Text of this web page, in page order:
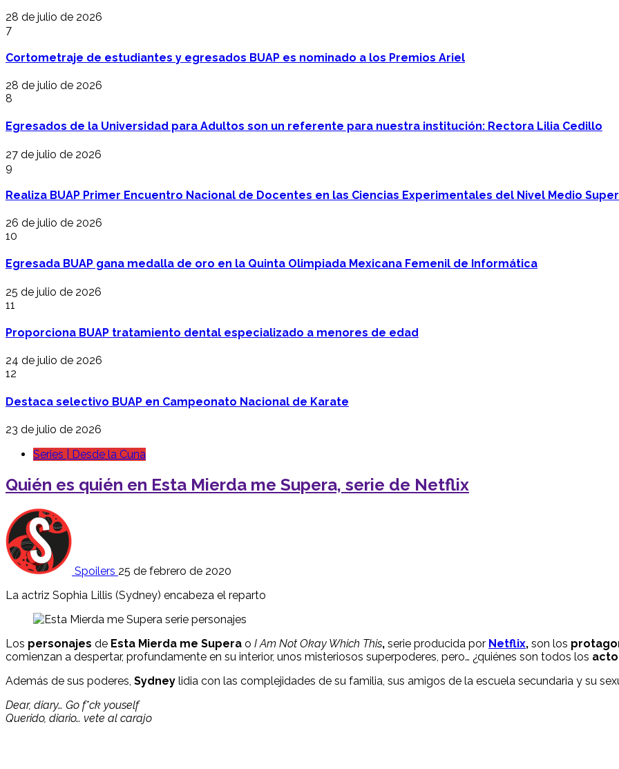
28 de julio de 2026
7
Cortometraje de estudiantes y egresados BUAP es nominado a los Premios Ariel
28 de julio de 2026
8
Egresados de la Universidad para Adultos son un referente para nuestra institución: Rectora Lilia Cedillo
27 de julio de 2026
9
Realiza BUAP Primer Encuentro Nacional de Docentes en las Ciencias Experimentales del Nivel Medio
26 de julio de 2026
10
Egresada BUAP gana medalla de oro en la Quinta Olimpiada Mexicana Femenil de Informática
25 de julio de 2026
11
Proporciona BUAP tratamiento dental especializado a menores de edad
24 de julio de 2026
12
Destaca selectivo BUAP en Campeonato Nacional de Karate
23 de julio de 2026
Series | Desde la Cuna
Quién es quién en Esta Mierda me Supera, serie de Netflix
Spoilers 25 de febrero de 2020
La actriz Sophia Lillis (Sydney) encabeza el reparto
Los personajes de Esta Mierda me Supera o I Am Not Okay Which This, serie producida por Netflix, son los
comienzan a despertar, profundamente en su interior, unos misteriosos superpoderes, pero… ¿quiénes son todos los
Además de sus poderes, Sydney lidia con las complejidades de su familia, sus amigos de la escuela secundaria y su
Dear, diary… Go f*ck youself
Querido, diario… vete al carajo